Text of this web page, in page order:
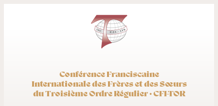
Conférence Franciscaine
Internationale des Frères et des Sœurs
du Troisième Ordre Régulier · CFI-TOR